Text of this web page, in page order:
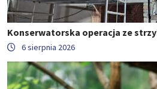
Konserwatorska operacja ze
6 sierpnia 2026